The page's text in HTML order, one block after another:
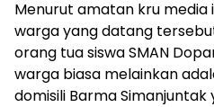
Menurut amatan kru media
warga yang datang
orang tua siswa SMAN
warga biasa melainkan
domisili Barma Simanjuntak